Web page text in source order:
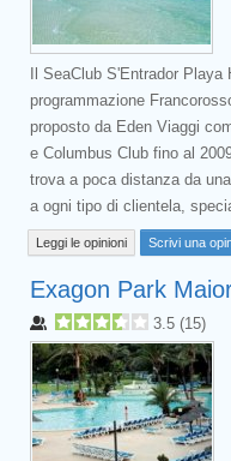
Il SeaClub S'Entrador
programmazione
proposto da Eden Viaggi
e Columbus Club fino al
trova a poca distanza da
a ogni tipo di clientela,
Leggi le opinioni Scrivi una
Exagon Park
3.5 (15)